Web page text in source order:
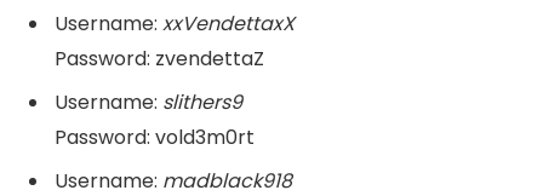
Username: xxVendettaxX
Password: zvendettaZ
Username: slithers9
Password: vold3m0rt
Username: madblack918